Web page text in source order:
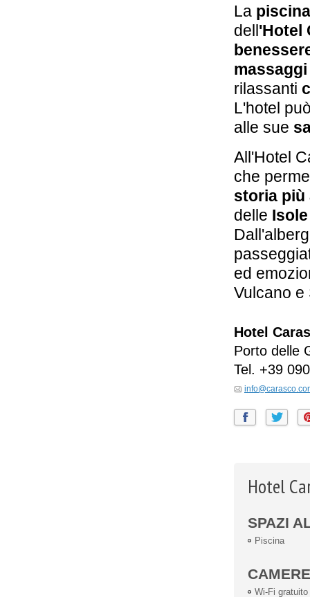
La piscina
dell'Hotel
rilassanti
L'hotel
alle sue
All'Hotel
che
storia più
delle
ed
Vulcano e
Hotel
Porto delle
Tel. +39
Hotel
SPAZI
Piscina
CAMERE
Wi-Fi gratuito